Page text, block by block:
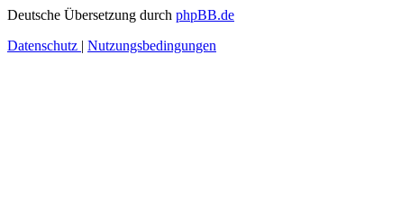
Deutsche Übersetzung durch phpBB.de
Datenschutz | Nutzungsbedingungen